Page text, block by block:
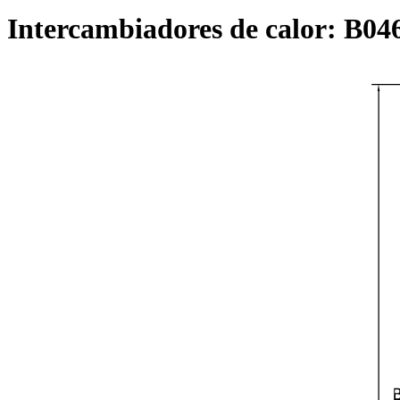
Intercambiadores de calor: